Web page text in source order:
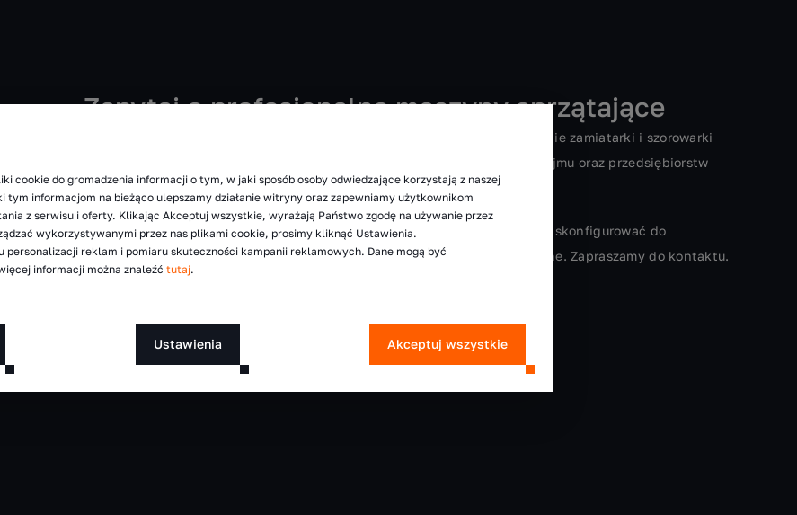
Zapytaj o profesjonalne maszyny sprzątające
Pierwsza silnikowa maszyna czyszcząca RCM powstała w 1967 roku. Obecnie zamiatarki i szorowarki
RCM to idealne urządzenia sprzątające dla firm świadczących usługi wynajmu oraz przedsiębiorstw
dbających o czystość infrastruktury we własnym zakresie.
Oferujemy pełną gamę zróżnicowanych urządzeń, które z łatwością można skonfigurować do
indywidualnych potrzeb – zapewniamy profesjonalne doradztwo techniczne. Zapraszamy do kontaktu.
cookie do gromadzenia informacji o tym, w jaki sposób osoby odwiedzające korzystają z naszej
informacjom na bieżąco ulepszamy działanie witryny oraz zapewniamy użytkownikom
z serwisu i oferty. Klikając Akceptuj wszystkie, wyrażają Państwo zgodę na używanie przez
wykorzystywanymi przez nas plikami cookie, prosimy kliknąć Ustawienia.
personalizacji reklam i pomiaru skuteczności kampanii reklamowych. Dane mogą być
informacji można znaleźć tutaj.
Ustawienia Akceptuj wszystkie